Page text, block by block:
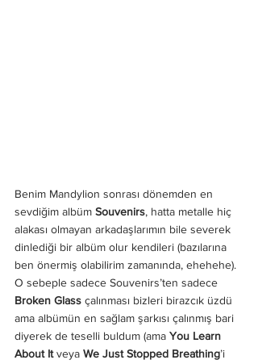
Benim Mandylion sonrası dönemden en
sevdiğim albüm Souvenirs, hatta metalle hiç
alakası olmayan arkadaşlarımın bile severek
dinlediği bir albüm olur kendileri (bazılarına
ben önermiş olabilirim zamanında, ehehehe).
O sebeple sadece Souvenirs’ten sadece
Broken Glass çalınması bizleri birazcık üzdü
ama albümün en sağlam şarkısı çalınmış bari
diyerek de teselli buldum (ama You Learn
About It veya We Just Stopped Breathing’i